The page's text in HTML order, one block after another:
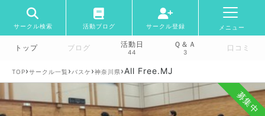
サークル検索 活動ブログ サークル登録 メニュー
トップ ブログ 活動日
44
Ｑ＆Ａ
3 口コミ
TOP›サークル一覧 › バスケ ›神奈川県›All Free.MJ
募集中